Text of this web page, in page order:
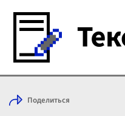
Войти с Telegram
Поделиться